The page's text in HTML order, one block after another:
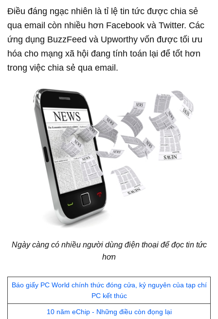
Điều đáng ngạc nhiên là tỉ lệ tin tức được chia sẻ
qua email còn nhiều hơn Facebook và Twitter. Các
ứng dụng BuzzFeed và Upworthy vốn được tối ưu
hóa cho mạng xã hội đang tính toán lại để tốt hơn
trong việc chia sẻ qua email.
Ngày càng có nhiều người dùng điện thoại để đọc tin tức
hơn
Báo giấy PC World chính thức đóng cửa, kỷ nguyên của tạp chí
PC kết thúc
10 năm eChip - Những điều còn đọng lại